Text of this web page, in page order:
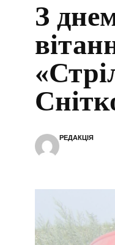
З
РЕДАКЦІЯ